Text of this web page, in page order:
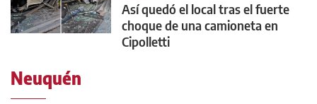
Así quedó el local tras el fuerte
choque de una camioneta en
Cipolletti
Neuquén